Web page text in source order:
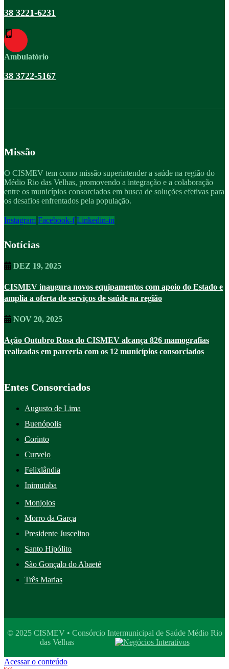
38 3221-6231
Ambulatório
38 3722-5167
Missão
O CISMEV tem como missão superintender a saúde na região do
Médio Rio das Velhas, promovendo a integração e a colaboração
entre os municípios consorciados em busca de soluções efetivas para
os desafios enfrentados pela população.
Instagram Facebook-f Linkedin-in
Notícias
DEZ 19, 2025
CISMEV inaugura novos equipamentos com apoio do Estado e
amplia a oferta de serviços de saúde na região
NOV 20, 2025
Ação Outubro Rosa do CISMEV alcança 826 mamografias
realizadas em parceria com os 12 municípios consorciados
Entes Consorciados
Augusto de Lima
Buenópolis
Corinto
Curvelo
Felixlândia
Inimutaba
Monjolos
Morro da Garça
Presidente Juscelino
Santo Hipólito
São Gonçalo do Abaeté
Três Marias
© 2025 CISMEV • Consórcio Intermunicipal de Saúde Médio Rio
das Velhas
Acessar o conteúdo